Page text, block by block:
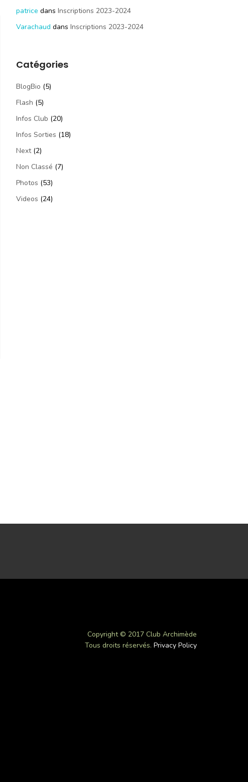
patrice dans Inscriptions 2023-2024
Varachaud dans Inscriptions 2023-2024
Catégories
BlogBio (5)
Flash (5)
Infos Club (20)
Infos Sorties (18)
Next(2)
Non Classé (7)
Photos (53)
Videos (24)
Copyright © 2017 Club Archimède
Tous droits réservés. Privacy Policy